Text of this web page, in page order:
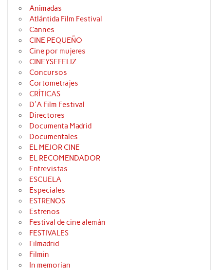
Animadas
Atlántida Film Festival
Cannes
CINE PEQUEÑO
Cine por mujeres
CINEYSEFELIZ
Concursos
Cortometrajes
CRÍTICAS
D'A Film Festival
Directores
Documenta Madrid
Documentales
EL MEJOR CINE
EL RECOMENDADOR
Entrevistas
ESCUELA
Especiales
ESTRENOS
Estrenos
Festival de cine alemán
FESTIVALES
Filmadrid
Filmin
In memorian